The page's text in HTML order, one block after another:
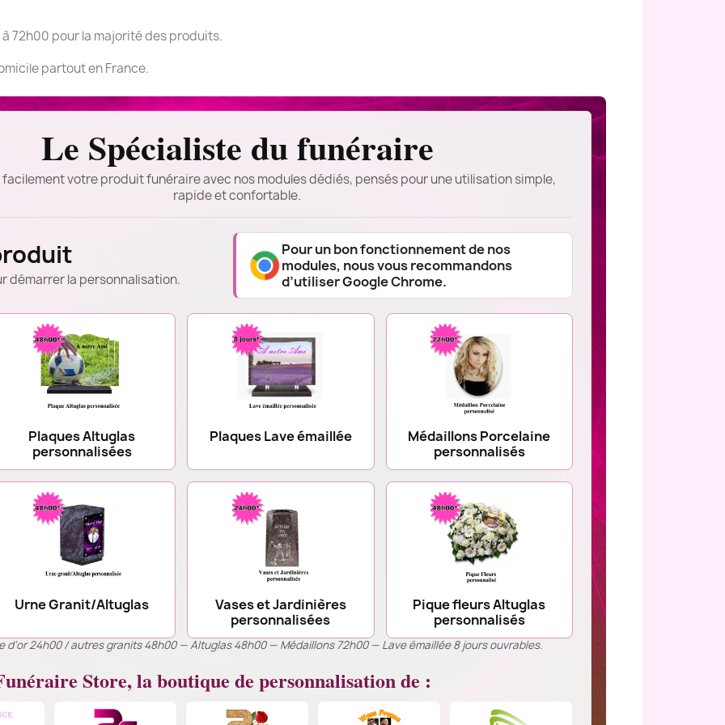
72h00 pour la majorité des produits.
partout en France.
Le Spécialiste du funéraire
votre produit funéraire avec nos modules dédiés, pensés pour une utilisation simple,
rapide et confortable.
démarrer la personnalisation.
Pour un bon fonctionnement de nos
modules, nous vous recommandons
d’utiliser Google Chrome.
Plaques Altuglas
personnalisées
Plaques Lave émaillée
Médaillons Porcelaine
personnalisés
Urne Granit/Altuglas
Vases et Jardinières
personnalisées
Pique fleurs Altuglas
personnalisés
24h00 / autres granits 48h00 — Altuglas 48h00 — Médaillons 72h00 — Lave émaillée 8 jours ouvrables.
Store, la boutique de personnalisation de :